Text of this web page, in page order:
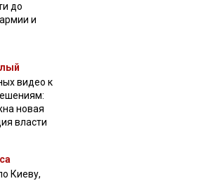
до
и
видео к
новая
власти
Киеву,